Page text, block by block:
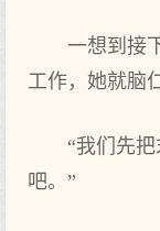
一想到接
工作，她就脑
“我们先
吧。”